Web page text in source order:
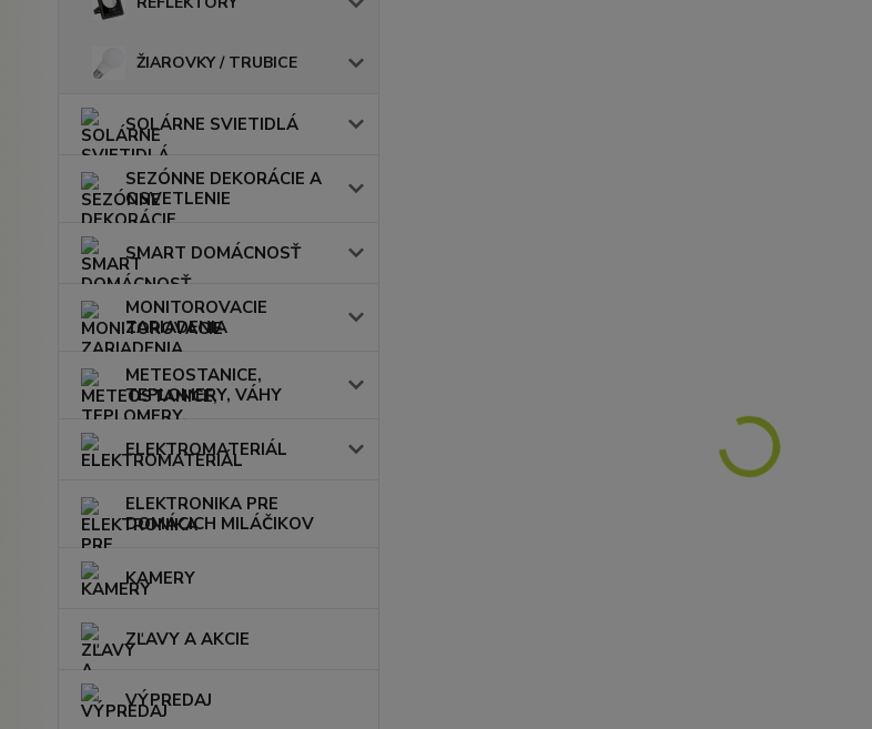
ŽIAROVKY / TRUBICE
SOLÁRNE SVIETIDLÁ
SEZÓNNE DEKORÁCIE A
OSVETLENIE
SMART DOMÁCNOSŤ
MONITOROVACIE
ZARIADENIA
METEOSTANICE,
TEPLOMERY, VÁHY
ELEKTROMATERIÁL
ELEKTRONIKA PRE
DOMÁCICH MILÁČIKOV
KAMERY
ZĽAVY A AKCIE
VÝPREDAJ